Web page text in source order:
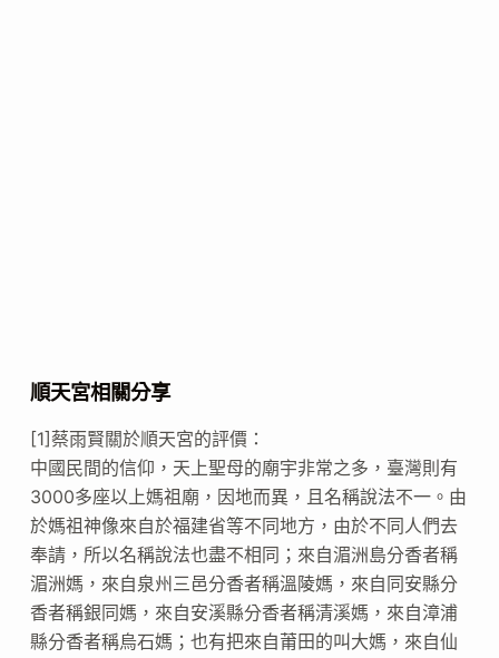
順天宮相關分享
[1]蔡雨賢關於順天宮的評價：
中國民間的信仰，天上聖母的廟宇非常之多，臺灣則有
3000多座以上媽祖廟，因地而異，且名稱說法不一。由
於媽祖神像來自於福建省等不同地方，由於不同人們去
奉請，所以名稱說法也盡不相同；來自湄洲島分香者稱
湄洲媽，來自泉州三邑分香者稱溫陵媽，來自同安縣分
香者稱銀同媽，來自安溪縣分香者稱清溪媽，來自漳浦
縣分香者稱烏石媽；也有把來自莆田的叫大媽，來自仙